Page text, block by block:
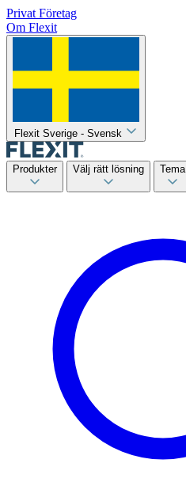
Privat Företag
Om Flexit
Flexit Sverige - Svensk
Produkter Välj rätt lösning Tema